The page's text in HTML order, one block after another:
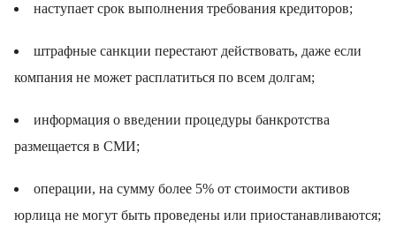
наступает срок выполнения требования кредиторов;
штрафные санкции перестают действовать, даже если
компания не может расплатиться по всем долгам;
информация о введении процедуры банкротства
размещается в СМИ;
операции, на сумму более 5% от стоимости активов
юрлица не могут быть проведены или приостанавливаются;